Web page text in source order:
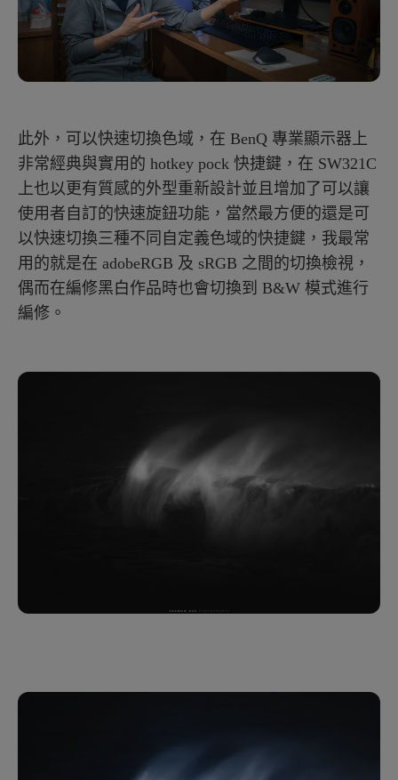
此外，可以快速切換色域，在 BenQ 專業顯示器上
非常經典與實用的 hotkey pock 快捷鍵，在 SW321C
上也以更有質感的外型重新設計並且增加了可以讓
使用者自訂的快速旋鈕功能，當然最方便的還是可
以快速切換三種不同自定義色域的快捷鍵，我最常
用的就是在 adobeRGB 及 sRGB 之間的切換檢視，
偶而在編修黑白作品時也會切換到 B&W 模式進行
編修。